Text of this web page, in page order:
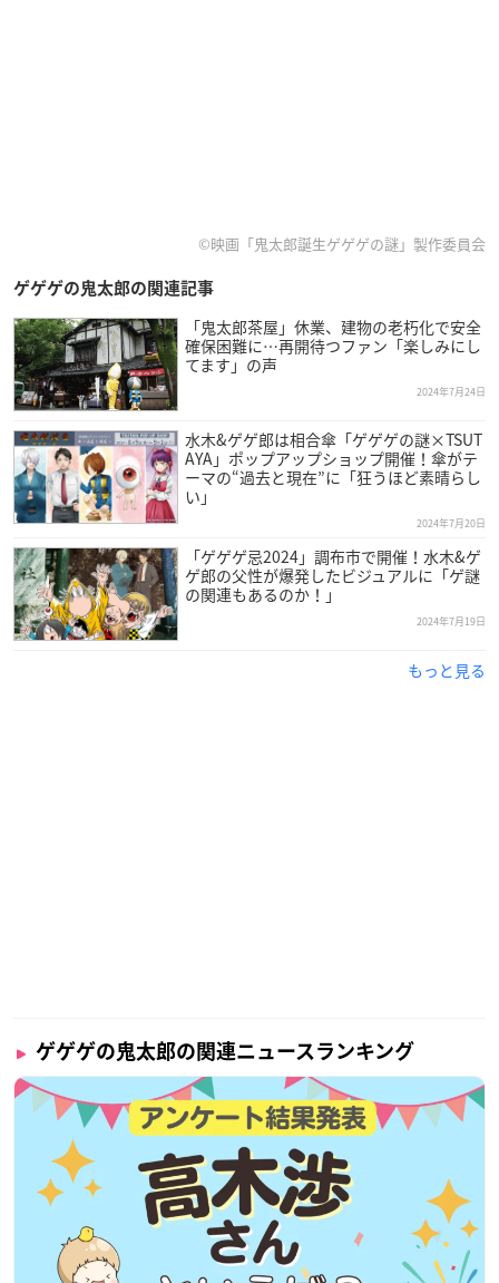
©映画「鬼太郎誕生ゲゲゲの謎」製作委員会
ゲゲゲの鬼太郎の関連記事
「鬼太郎茶屋」休業、建物の老朽化で安全
確保困難に…再開待つファン「楽しみにし
てます」の声
2024年7月24日
水木&ゲゲ郎は相合傘「ゲゲゲの謎×TSUT
AYA」ポップアップショップ開催！傘がテ
ーマの“過去と現在”に「狂うほど素晴らし
い」
2024年7月20日
「ゲゲゲ忌2024」調布市で開催！水木&ゲ
ゲ郎の父性が爆発したビジュアルに「ゲ謎
の関連もあるのか！」
2024年7月19日
もっと見る
ゲゲゲの鬼太郎の関連ニュースランキング